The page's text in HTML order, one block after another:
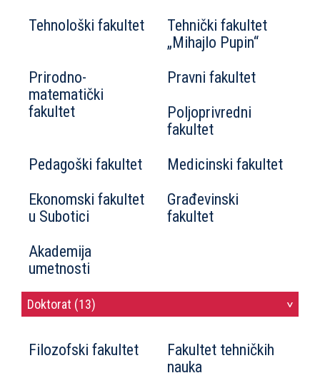
Tehnološki fakultet
Tehnički fakultet
„Mihajlo Pupin“
Prirodno-
matematički
fakultet
Pravni fakultet
Poljoprivredni
fakultet
Pedagoški fakultet
Medicinski fakultet
Ekonomski fakultet
u Subotici
Građevinski
fakultet
Akademija
umetnosti
Doktorat (13) >
Filozofski fakultet
Fakultet tehničkih
nauka